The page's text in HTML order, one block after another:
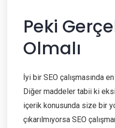
Peki
Olmalı
İyi bir SEO çalışmasında
Diğer maddeler tabii ki
içerik konusunda size bir
çıkarılmıyorsa SEO